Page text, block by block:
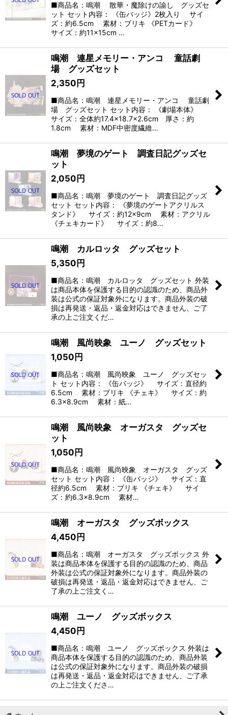
■商品名：鳴潮 散華・魔除けの諭し グッズセ
ット セット内容： 《缶バッジ》2枚入り サイ
ズ：約6.5cm 素材：ブリキ 《PETカード》
サイズ：約11×15cm …
鳴潮 連星メモリー・アンコ 童話劇
場 グッズセット
2,350 円
■商品名：鳴潮 連星メモリー・アンコ 童話劇
場 グッズセット セット内容： 《劇場本体》
サイズ：全体約17.4×18.7×2.6cm 厚さ：約
1.8cm 素材：MDF中密度繊維…
鳴潮 夢境のゲート 調査日記グッズセ
ット
2,050 円
■商品名：鳴潮 夢境のゲート 調査日記グッズ
セット セット内容： 《夢境のゲートアクリルス
タンド》 サイズ：約12×9cm 素材：アクリル
《チェキカード》 サイズ：約8…
鳴潮 カルロッタ グッズセット
5,350 円
■商品名：鳴潮 カルロッタ グッズセット 外装
は商品本体を保護する目的の認識のため、商品外
装は公式の保証対象外になります。商品外装の破
損は再発送・返品・返金対応はできません、ご了
承の上ご注文くだ…
鳴潮 風尚映象 ユーノ グッズセット
1,050 円
■商品名：鳴潮 風尚映象 ユーノ グッズセッ
ト セット内容： 《缶バッジ》 サイズ：直径約
6.5cm 素材：ブリキ 《チェキ》 サイズ：約
6.3×8.9cm 素材：紙…
鳴潮 風尚映象 オーガスタ グッズセ
ット
1,050 円
■商品名：鳴潮 風尚映象 オーガスタ グッズ
セット セット内容： 《缶バッジ》 サイズ：直
径約6.5cm 素材：ブリキ 《チェキ》 サイ
ズ：約6.3×8.9cm 素材…
鳴潮 オーガスタ グッズボックス
4,450 円
■商品名：鳴潮 オーガスタ グッズボックス 外
装は商品本体を保護する目的の認識のため、商品
外装は公式の保証対象外になります。商品外装の
破損は再発送・返品・返金対応はできません、ご
了承の上ご注文く…
鳴潮 ユーノ グッズボックス
4,450 円
■商品名：鳴潮 ユーノ グッズボックス 外装は
商品本体を保護する目的の認識のため、商品外装
は公式の保証対象外になります。商品外装の破損
は再発送・返品・返金対応はできません、ご了承
の上ご注文くださ…